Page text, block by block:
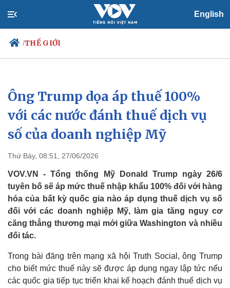
English
/THẾ GIỚI
Chính trị
Đảng
Tổ chức nhân sự
Quốc hội
Xã hội
Tin 24h
Dự báo thời tiết
Giáo dục
Dấu ấn VOV
Ông Trump dọa áp thuế 100%
với các nước đánh thuế dịch vụ
số của doanh nghiệp Mỹ
Thứ Bảy, 08:51, 27/06/2026
VOV.VN - Tổng thống Mỹ Donald Trump ngày 26/6
tuyên bố sẽ áp mức thuế nhập khẩu 100% đối với hàng
hóa của bất kỳ quốc gia nào áp dụng thuế dịch vụ số
đối với các doanh nghiệp Mỹ, làm gia tăng nguy cơ
căng thẳng thương mại mới giữa Washington và nhiều
đối tác.
Trong bài đăng trên mạng xã hội Truth Social, ông Trump
cho biết mức thuế này sẽ được áp dụng ngay lập tức nếu
các quốc gia tiếp tục triển khai kế hoạch đánh thuế dịch vụ